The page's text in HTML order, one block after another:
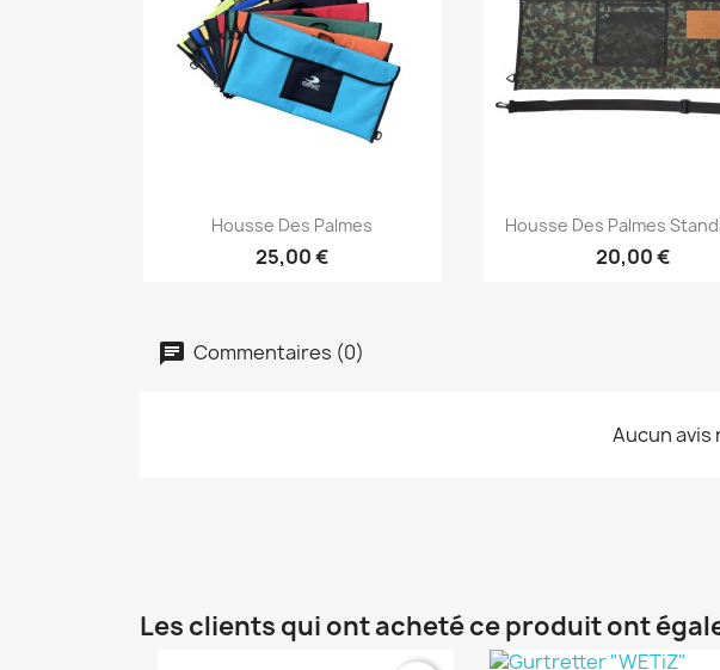
Aperçu rapide
Housse Des Palmes
25,00 €
Aperçu rapide
Housse Des Palmes
20,00 €
Commentaires (0)
Aucun avis
Les clients qui ont acheté ce produit ont